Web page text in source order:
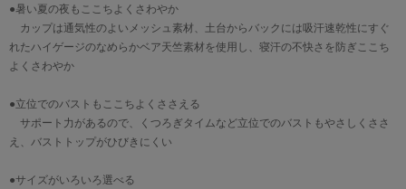
●暑い夏の夜もここちよくさわやか
カップは通気性のよいメッシュ素材、土台からバックには吸汗速乾性にすぐ
れたハイゲージのなめらかベア天竺素材を使用し、寝汗の不快さを防ぎここち
よくさわやか
●立位でのバストもここちよくささえる
サポート力があるので、くつろぎタイムなど立位でのバストもやさしくささ
え、バストトップがひびきにくい
●サイズがいろいろ選べる